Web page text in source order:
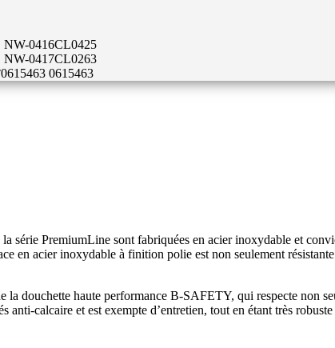
0416CL0425
0417CL0263
0615463
série PremiumLine sont fabriquées en acier inoxydable et
en acier inoxydable à finition polie est non seulement
la douchette haute performance B-SAFETY, qui respecte
anti-calcaire et est exempte d’entretien, tout en étant très